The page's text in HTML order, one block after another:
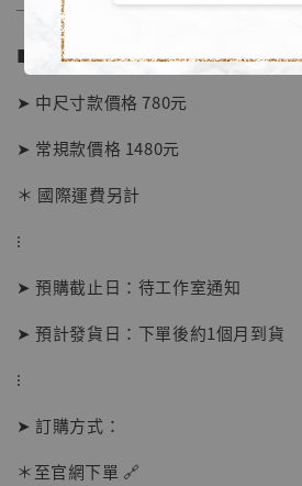
【店內現貨】海賊王 系列蒐
──────────────
■ 販售資訊 (NT$)：
➤ 中尺寸款價格 780元
➤ 常規款價格 1480元
＊ 國際運費另計
⁝
➤ 預購截止日：待工作室通知
➤ 預計發貨日：下單後約1個月到貨
⁝
➤ 訂購方式：
＊至官網下單 🔗